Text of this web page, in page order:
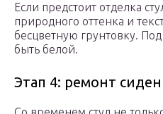
Если предстоит отделка
природного оттенка и
бесцветную грунтовку.
быть белой.
Этап 4: ремонт